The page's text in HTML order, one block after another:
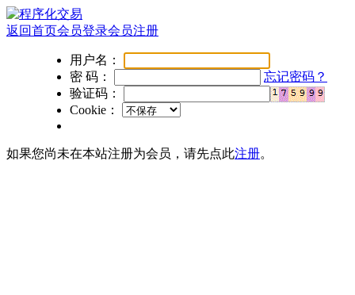
返回首页会员登录会员注册
用户名：
密 码：
忘记密码？
验证码：
Cookie：
如果您尚未在本站注册为会员，请先点此注册。